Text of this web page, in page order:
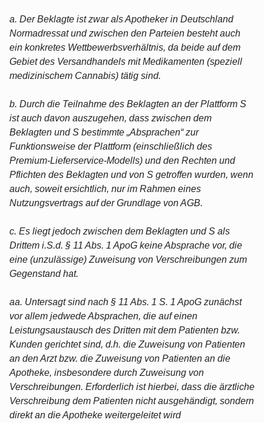
a. Der Beklagte ist zwar als Apotheker in Deutschland
Normadressat und zwischen den Parteien besteht auch
ein konkretes Wettbewerbsverhältnis, da beide auf dem
Gebiet des Versandhandels mit Medikamenten (speziell
medizinischem Cannabis) tätig sind.
b. Durch die Teilnahme des Beklagten an der Plattform S
ist auch davon auszugehen, dass zwischen dem
Beklagten und S bestimmte „Absprachen“ zur
Funktionsweise der Plattform (einschließlich des
Premium-Lieferservice-Modells) und den Rechten und
Pflichten des Beklagten und von S getroffen wurden, wenn
auch, soweit ersichtlich, nur im Rahmen eines
Nutzungsvertrags auf der Grundlage von AGB.
c. Es liegt jedoch zwischen dem Beklagten und S als
Drittem i.S.d. § 11 Abs. 1 ApoG keine Absprache vor, die
eine (unzulässige) Zuweisung von Verschreibungen zum
Gegenstand hat.
aa. Untersagt sind nach § 11 Abs. 1 S. 1 ApoG zunächst
vor allem jedwede Absprachen, die auf einen
Leistungsaustausch des Dritten mit dem Patienten bzw.
Kunden gerichtet sind, d.h. die Zuweisung von Patienten
an den Arzt bzw. die Zuweisung von Patienten an die
Apotheke, insbesondere durch Zuweisung von
Verschreibungen. Erforderlich ist hierbei, dass die ärztliche
Verschreibung dem Patienten nicht ausgehändigt, sondern
direkt an die Apotheke weitergeleitet wird